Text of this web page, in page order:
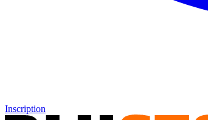
Inscription